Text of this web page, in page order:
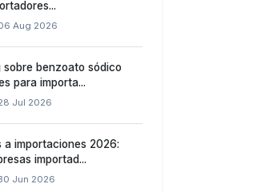
Aug 2026
sobre benzoato sódico
para importa...
Jul 2026
a importaciones 2026:
importad...
Jun 2026